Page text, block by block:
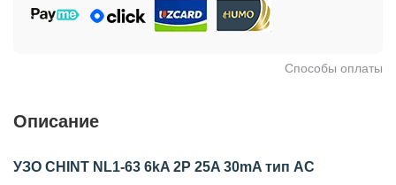
Способы оплаты
Описание
УЗО CHINT NL1-63 6kA 2P 25A 30mA тип AC